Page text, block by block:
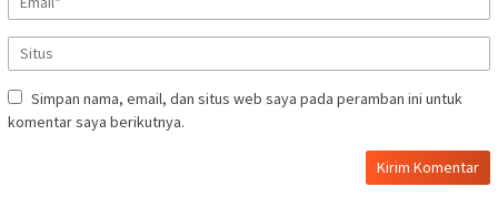
Simpan nama, email, dan situs web saya pada peramban ini untuk
komentar saya berikutnya.